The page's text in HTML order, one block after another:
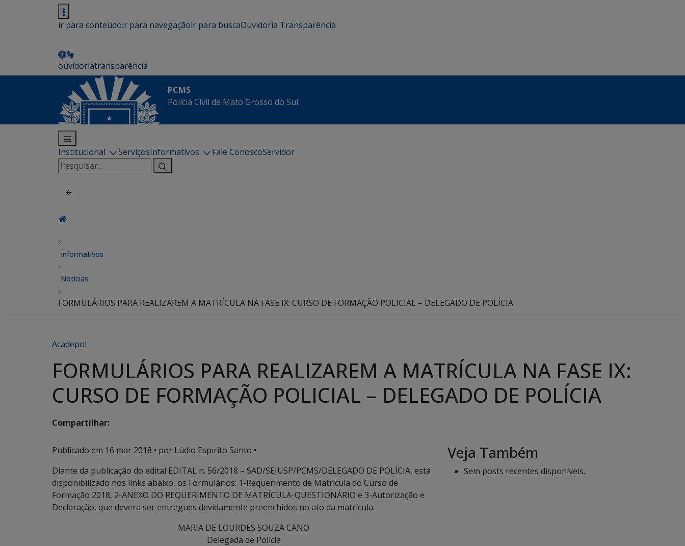
ir para conteúdoir para navegaçãoir para buscaOuvidoria Transparência
ouvidoriatransparência
PCMS
Polícia Civil de Mato Grosso do Sul
Institucional ServiçosInformativos Fale ConoscoServidor
Pesquisar
por:
Informativos
Notícias
FORMULÁRIOS PARA REALIZAREM A MATRÍCULA NA FASE IX: CURSO DE FORMAÇÃO POLICIAL – DELEGADO DE POLÍCIA
Acadepol
FORMULÁRIOS PARA REALIZAREM A MATRÍCULA NA FASE IX:
CURSO DE FORMAÇÃO POLICIAL – DELEGADO DE POLÍCIA
Compartilhar:
Publicado em 16 mar 2018 • por Lúdio Espirito Santo •
Diante da publicação do edital EDITAL n. 56/2018 – SAD/SEJUSP/PCMS/DELEGADO DE POLÍCIA, está
disponibilizado nos links abaixo, os Formulários: 1-Requerimento de Matrícula do Curso de
Formação 2018, 2-ANEXO DO REQUERIMENTO DE MATRÍCULA-QUESTIONÁRIO e 3-Autorização e
Declaração, que devera ser entregues devidamente preenchidos no ato da matrícula.
MARIA DE LOURDES SOUZA CANO
Delegada de Polícia
Veja Também
Sem posts recentes disponíveis.